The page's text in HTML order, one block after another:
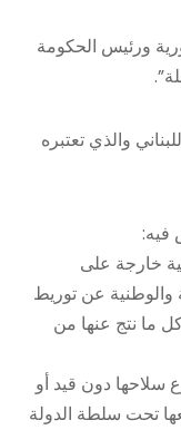
ورئيس الحكومة
والذي تعتبره
فيه:
خارجة على
والوطنية عن توريط
ما نتج عنها من
سلاحها دون قيد أو
تحت سلطة الدولة